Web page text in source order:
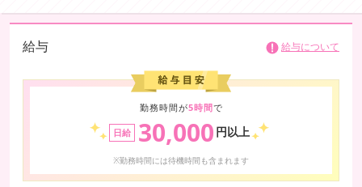
給与 給与について
勤務時間が5時間で
日給 30,000 円以上
※勤務時間には待機時間も含まれます